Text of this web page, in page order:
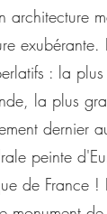
architecture
: la
la plus
dernier
peinte
de France !